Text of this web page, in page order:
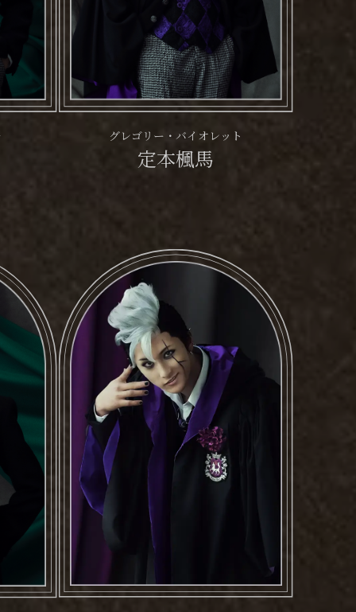
グレゴリー・バイオレット
定本楓馬